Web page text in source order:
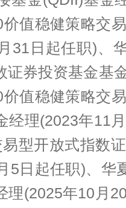
值稳健策略交
31日起任职)、
证券投资基金基
值稳健策略交
经理(2023年11
型开放式指数
5日起任职)、华
理(2025年10月